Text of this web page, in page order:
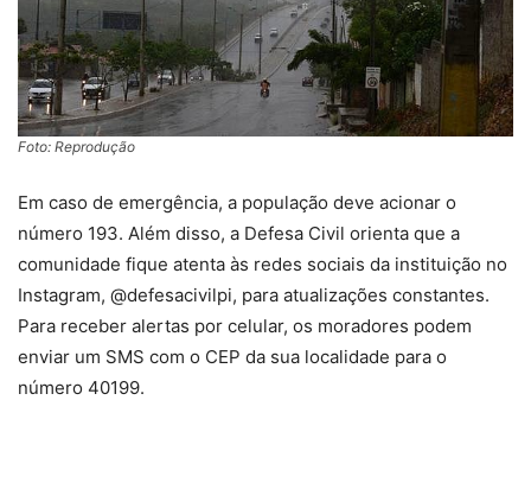
Foto: Reprodução
Em caso de emergência, a população deve acionar o
número 193. Além disso, a Defesa Civil orienta que a
comunidade fique atenta às redes sociais da instituição no
Instagram, @defesacivilpi, para atualizações constantes.
Para receber alertas por celular, os moradores podem
enviar um SMS com o CEP da sua localidade para o
número 40199.